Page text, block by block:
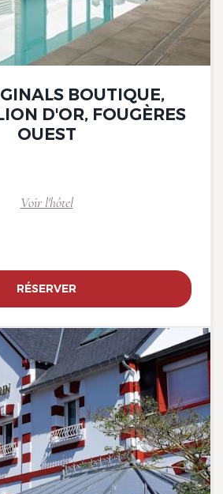
BOUTIQUE,
D'OR, FOUGÈRES
OUEST
Voir l'hôtel
RÉSERVER